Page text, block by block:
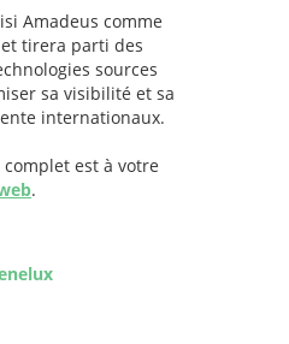
Amadeus comme
tirera parti des
sources
sa visibilité et sa
internationaux.
est à votre
.